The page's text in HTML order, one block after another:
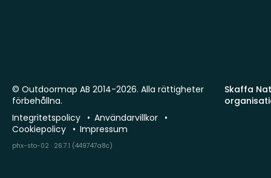
Skaffa
© Outdoormap AB 2014-2026. Alla rättigheter
förbehållna.
Integritetspolicy
Användarvillkor
Cookiepolicy
Impressum
phx-sto-02 · 26.7.1 (449747a8c)